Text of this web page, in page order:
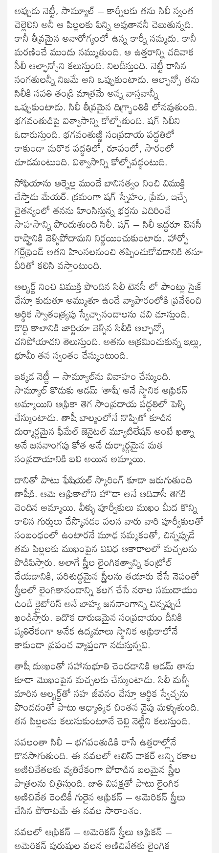
అప్పుడు నెట్టీ, సామ్యూల్‌ – కార్నీలకు తను సిలీ స్వంత
చెల్లెలిని అనీ ఆ పిల్లలకు పిన్ని అవుతాననీ చెబుతున్నది.
కానీ తీవ్రమైన అనారోగ్యంలో ఉన్న కార్నీ నమ్మదు. కానీ
మరణించే ముందు నమ్ముతుంది. ఆ ఉత్తరాన్ని చదివాక
సీలీ ఆల్ఫాన్సోని కలుస్తుంది. నిలదీస్తుంది. నెట్టీ రాసిన
సంగతులన్నీ నిజమే అని ఒప్పుకుంటాడు. ఆల్ఫాన్సో తను
సిలీకి సవతి తండ్రి మాత్రమే అన్న వాస్తవాన్నీ
ఒప్పుకుంటాడు. సిలీ తీవ్రమైన దిగ్భ్రాంతికి లోనవుతుంది.
భగవంతుడిపై విశ్వాసాన్ని కోల్పోతుంది. షగ్‌ సిలీని
ఓదారుస్తుంది. భగవంతుణ్ణి సంప్రదాయ పద్ధతిలో
కాకుండా మరొక పద్ధతిలో, రూపంలో, సారంలో
చూడమంటుంది. విశ్వాసాన్ని కోల్పోవద్దంటుది.
సోఫియాను ఆర్నెల్ల ముందే బానిసత్వం నించి విముక్తి
చేస్తాడు మేయర్‌. క్రమంగా షగ్‌ స్నేహం, ప్రేమ, ఇచ్చే
చైతన్యంలో తనను హింసిస్తున్న భర్తను ఎదిరించే
సాహసాన్ని పొందుతుంది సిలీ. షగ్‌ – సిలీ ఇద్దరూ టెనసీ
రాష్ట్రానికి వెళ్ళిపోదామని నిర్ణయించుకుంటారు. హార్పో
గర్ల్‌ఫ్రెండ్‌ అతని హింసలనుంచి తప్పించుకోవడానికి తనూ
వీరితో కలిసి వస్తాంటుంది.
ఆల్బర్ట్‌ నించి విముక్తి పొందిన సిలీ టెనసీ లో పాంట్లు సైజ్
చేస్తూ కుడుతూ అమ్ముతూ ఉండే వ్యాపారంలోకి ప్రవేశించి
ఆర్థిక స్వాతంత్య్రపు స్వేచ్ఛానందాలను చవి చూస్తుంది.
కొద్ది కాలానికి జార్జియా వెళ్ళిన సిలీకి ఆల్ఫాన్సో
చనిపోయాడని తెలుస్తుంది. అతను ఆక్రమించుకున్న ఇల్లు,
భూమీ తన స్వంతం చేస్కుంటుంది.
ఇక్కడ నెట్టీ – సామ్యూల్‌ను వివాహం చేస్కుంది.
సామ్యూల్‌ కొడుకు ఆడమ్‌ ‘తాషీ’ అనే స్థానిక ఆఫ్రికన్‌
అమ్మాయిని ఆఫ్రికా తెగ సాంప్రదాయ పద్ధతిలో పెళ్ళి
చేస్కుంటాడు. తాషీ బాల్యంలోనే నొప్పితో కూడిన
దుర్మార్గమైన ఫీమేల్‌ జెనైటల్‌ మ్యూటిలేషన్‌ అంటే ఖత్నా
అనే జననాంగపు కోత అనే దుర్మార్గమైన మత
సంప్రదాయానికి బలి అయిన అమ్మాయి.
దానితో పాటు ఫేషియల్‌ స్కారింగ్‌ కూడా జరుగుతుంది
తాషీకి. ఆమె ఆఫ్రికాలోని హౌడా అనే ఆదివాసీ తెగకి
చెందిన అమ్మాయి. వీళ్ళు పూర్వీకులు ముఖం మీద కొన్ని
కాలిన గుర్తులు చేస్కొనడం వలన వారు వారి పూర్వీకులతో
సంబంధంలో ఉంటారనే మూఢ నమ్మకంతో, చిన్నప్పుడే
తమ పిల్లలకు ముఖంపైన వివిధ ఆకారాలలో మచ్చలను
పొడిపిస్తారు. అలాగే స్త్రీల లైంగికత్వాన్ని కంట్రోల్‌
చేయడానికి, పరిశుద్ధమైన స్త్రీలను తయారు చేసే నెపంతో
స్త్రీలలో లైంగికానందాన్ని కలగ చేసే నరాల సముదాయం
ఉండే క్లైటోరిస్‌ అనే బాహ్య జననాంగాన్ని చిన్నప్పుడే
ఖండిస్తారు. ఇదొక దారుణమైన సంప్రదాయం దీనికి
వ్యతిరేకంగా అనేక ఉద్యమాలు స్థానిక ఆఫ్రికాలోనే
కాకుండా ప్రపంచ వ్యాప్తంగా నడుస్తున్నవి.
తాషీ దుఃఖంతో సహానుభూతి చెందడానికి ఆడమ్‌ తాను
కూడా మొఖంపైన మచ్చలకు చేస్కుంటాడు. సిలీ మళ్ళీ
మారిన ఆల్బర్ట్‌తో సహ జీవనం చేస్తూ ఆర్థిక స్వేచ్ఛను
పొందడంతో పాటు ఆధ్యాత్మిక చింతన వైపు మళ్ళుతుంది.
తన పిల్లలను కలుసుకుంటూనే చెల్లి నెట్టీని కలుస్తుంది.
నవలంతా సిలీ – భగవంతుడికి రాసే ఉత్తరాల్లోనే
కొనసాగుతుంది. ఈ నవలలో ఆలిస్‌ వాకర్‌ అన్ని రకాల
అణిచివేతలకు వ్యతిరేకంగా పోరాడిన బలమైన స్త్రీల
పాత్రలను చిత్రిస్తుంది. జాతి వివక్షతో పాటు లైంగిక
అణిచివేత రెంటికీ గురైన ఆఫ్రికన్‌ – అమెరికన్‌ స్త్రీలు
చేసిన పోరాటమే ఈ నవల సారాంశం.
నవలలో ఆఫ్రికన్‌ – అమెరికన్‌ స్త్రీలు ఆఫ్రికన్‌ –
అమెరికన్‌ పురుషుల వలన అణిచివేతకు లైంగిక